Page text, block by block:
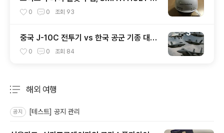
1920
0 0 조회 93
중국 J-10C 전투기 vs 한국 공군 기종 대응
력 분석
0 0 조회 84
해외 여행
공지 [테스트] 공지 관리